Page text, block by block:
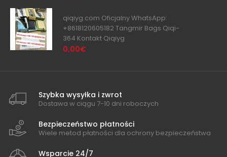
qiqiyg.com Oficjalny WhatsApp:
+8618120605182 Tangmir Bags Qiqi-
364 Kontakt Qiqiyg
0,00€
Szybka wysyłka i zwrot
Dostawa w ciągu 7-10 dni roboczych
Bezpieczeństwo płatności
Wiele metod płatności dla ochrony bezpieczeństwa
Wsparcie 24/7